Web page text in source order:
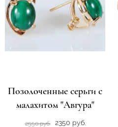
Позолоченные серьги с
малахитом "Авгура"
2550 руб. 2350 руб.